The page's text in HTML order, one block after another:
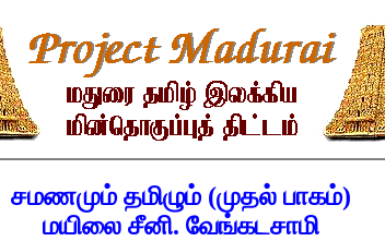
சமணமும் தமிழும் (முதல் பாகம்)
மயிலை சீனி. வேங்கடசாமி